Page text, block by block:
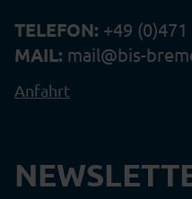
TELEFON: +49
MAIL: mail@bis-
Anfahrt